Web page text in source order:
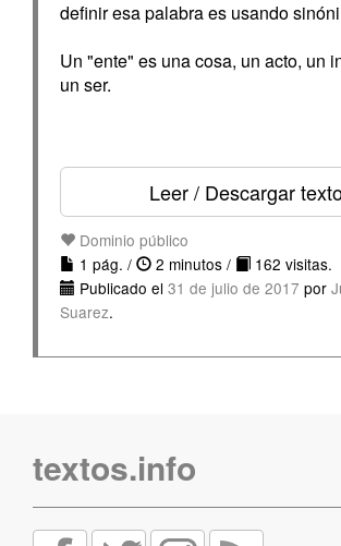
definir esa palabra es usando
Un "ente" es una cosa, un acto, un
un ser.
Leer / Descargar
Dominio público
1 pág. /
2 minutos /
162 visitas.
Publicado el 31 de julio de 2017 por
Suarez.
textos.info